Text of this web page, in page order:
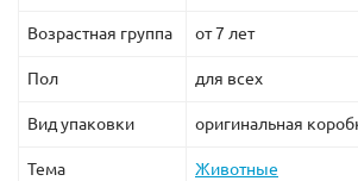
Возрастная группа от 7 лет
Пол для всех
Вид упаковки оригинальная
Тема Животные